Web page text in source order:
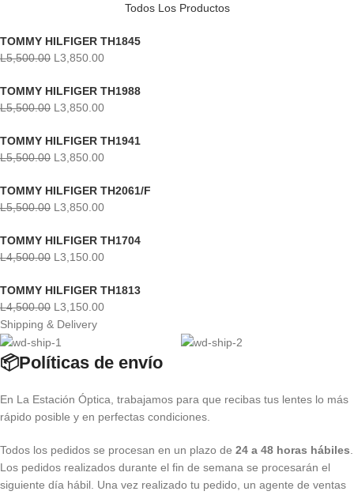
Todos Los Productos
TOMMY HILFIGER TH1845
L5,500.00 L 3,850.00
TOMMY HILFIGER TH1988
L5,500.00 L 3,850.00
TOMMY HILFIGER TH1941
L5,500.00 L 3,850.00
TOMMY HILFIGER TH2061/F
L5,500.00 L 3,850.00
TOMMY HILFIGER TH1704
L4,500.00 L 3,150.00
TOMMY HILFIGER TH1813
L4,500.00 L 3,150.00
Shipping & Delivery
📦Políticas de envío
En La Estación Óptica, trabajamos para que recibas tus lentes lo más
rápido posible y en perfectas condiciones.
Todos los pedidos se procesan en un plazo de 24 a 48 horas hábiles.
Los pedidos realizados durante el fin de semana se procesarán el
siguiente día hábil. Una vez realizado tu pedido, un agente de ventas